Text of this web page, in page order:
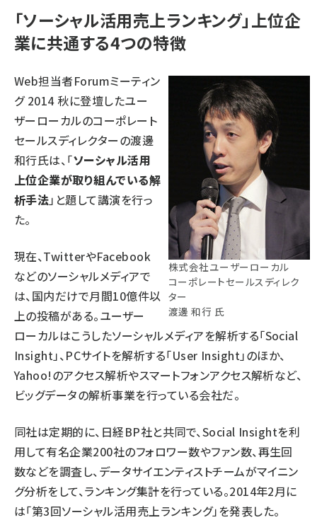
「ソーシャル活用売上ランキング」上位企
業に共通する4つの特徴
株式会社ユーザーローカル
コーポレートセールスディレク
ター
渡邊 和行 氏
Web担当者Forumミーティン
グ 2014 秋に登壇したユー
ザーローカルのコーポレート
セールスディレクターの渡邊
和行氏は、「ソーシャル活用
上位企業が取り組んでいる解
析手法」と題して講演を行っ
た。
現在、TwitterやFacebook
などのソーシャルメディアで
は、国内だけで月間10億件以
上の投稿がある。ユーザー
ローカルはこうしたソーシャルメディアを解析する「Social
Insight」、PCサイトを解析する「User Insight」のほか、
Yahoo!のアクセス解析やスマートフォンアクセス解析など、
ビッグデータの解析事業を行っている会社だ。
同社は定期的に、日経BP社と共同で、Social Insightを利
用して有名企業200社のフォロワー数やファン数、再生回
数などを調査し、データサイエンティストチームがマイニン
グ分析をして、ランキング集計を行っている。2014年2月に
は「第3回ソーシャル活用売上ランキング」を発表した。